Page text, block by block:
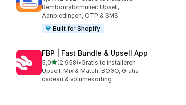
2532 recensies in totaal
Remboursformulier: Upsell,
Aanbiedingen, OTP & SMS
Built for Shopify
FBP | Fast Bundle & Upsell App
5,0van 5 sterren
(2.958)
2958 recensies in totaal
•Gratis te installeren
Upsell, Mix & Match, BOGO, Gratis
cadeau & volumekorting